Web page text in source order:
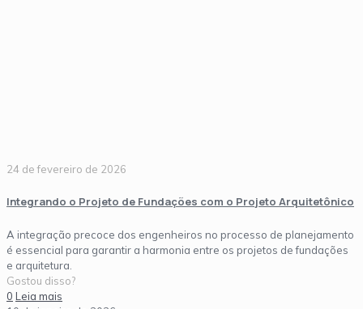
24 de fevereiro de 2026
Integrando o Projeto de Fundações com o Projeto Arquitetônico
A integração precoce dos engenheiros no processo de planejamento
é essencial para garantir a harmonia entre os projetos de fundações
e arquitetura.
Gostou disso?
0 Leia mais